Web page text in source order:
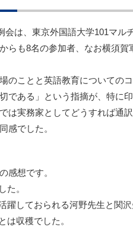
会は、東京外国語大学101マ
らも8名の参加者、なお横須
のことと英語教育についての
である」という指摘が、特に
は実務家としてどうすれば通
感でした。
感想です。
た。
躍しておられる河野先生と関
は収穫でした。